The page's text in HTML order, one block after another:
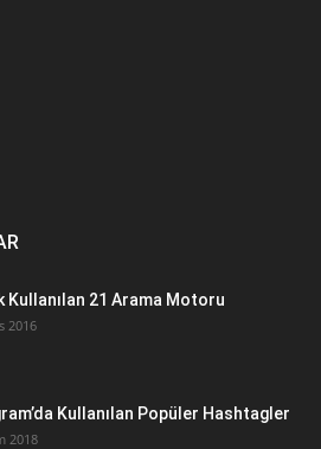
Kullanılan 21 Arama Motoru
2016
Kullanılan Popüler Hashtagler
2018